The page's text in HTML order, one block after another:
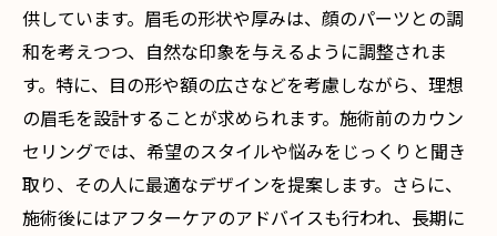
供しています。眉毛の形状や厚みは、顔のパーツとの調
和を考えつつ、自然な印象を与えるように調整されま
す。特に、目の形や額の広さなどを考慮しながら、理想
の眉毛を設計することが求められます。施術前のカウン
セリングでは、希望のスタイルや悩みをじっくりと聞き
取り、その人に最適なデザインを提案します。さらに、
施術後にはアフターケアのアドバイスも行われ、長期に